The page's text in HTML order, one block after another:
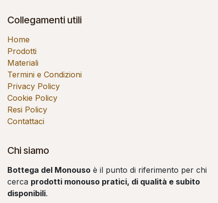
Collegamenti utili
Home
Prodotti
Materiali
Termini e Condizioni
Privacy Policy
Cookie Policy
Resi Policy
Contattaci
Chi siamo
Bottega del Monouso è il punto di riferimento per chi
cerca prodotti monouso pratici, di qualità e subito
disponibili.